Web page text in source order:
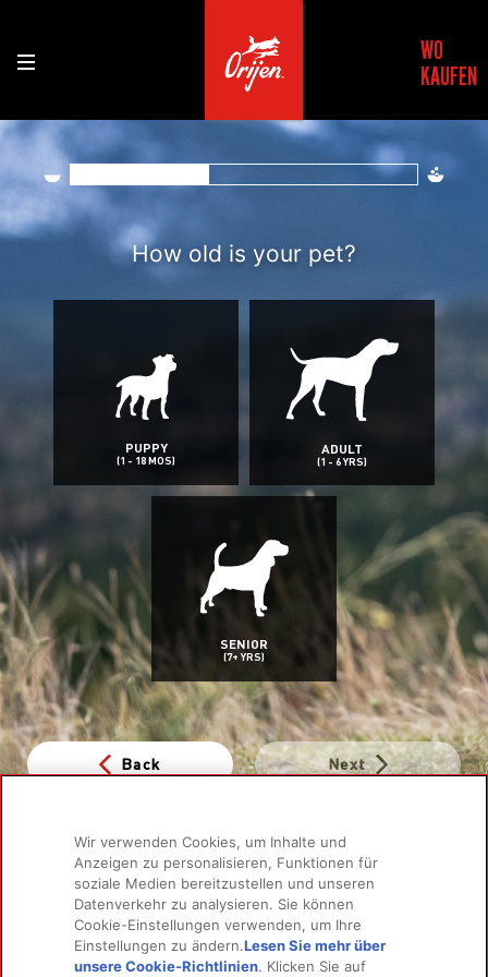
WO
KAUFEN
Find the right
How old is your pet?
PUPPY
(1 - 18 MOS)
ADULT
(1 - 6 YRS)
SENIOR
(7+ YRS)
Back Next
PRODUKTE
Für Hunde
Für Katzen
MEHR ERFAHREN
Über uns
Häufig gestellte Fragen
Wir verwenden Cookies, um Inhalte und
Anzeigen zu personalisieren, Funktionen für
soziale Medien bereitzustellen und unseren
Datenverkehr zu analysieren. Sie können
Cookie-Einstellungen verwenden, um Ihre
Einstellungen zu ändern.Lesen Sie mehr über
unsere Cookie-Richtlinien(opens in a new tab)
. Klicken Sie auf